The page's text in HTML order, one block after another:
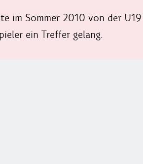
im Sommer 2010 von der
ein Treffer gelang.